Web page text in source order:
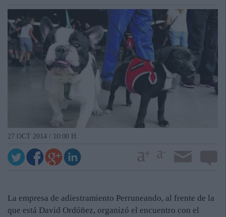
27 OCT 2014 / 10:00 H.
La empresa de adiestramiento Perruneando, al frente de la
que está David Ordóñez, organizó el encuentro con el